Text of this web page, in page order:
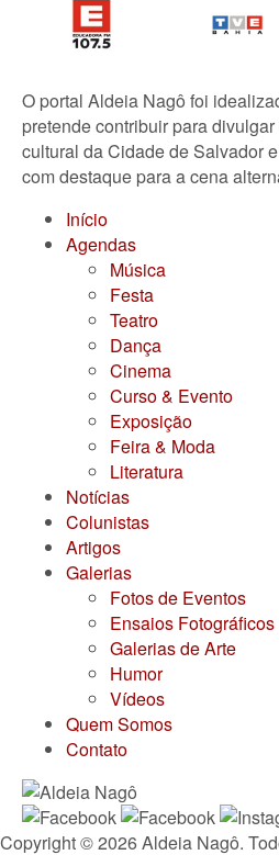
O portal Aldeia Nagô foi
pretende contribuir para
cultural da Cidade de Salvador
com destaque para a cena
Início
Agendas
Música
Festa
Teatro
Dança
Cinema
Curso & Evento
Exposição
Feira & Moda
Literatura
Notícias
Colunistas
Artigos
Galerias
Fotos de Eventos
Ensaios Fotográficos
Galerias de Arte
Humor
Vídeos
Quem Somos
Contato
Copyright © 2026 Aldeia Nagô.